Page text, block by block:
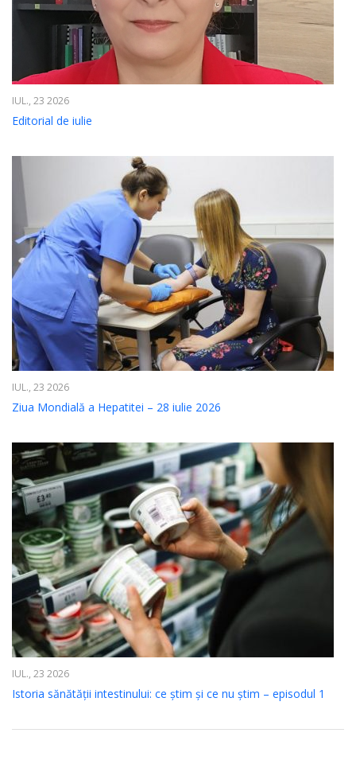
IUL., 23 2026
Editorial de iulie
IUL., 23 2026
Ziua Mondială a Hepatitei – 28 iulie 2026
IUL., 23 2026
Istoria sănătății intestinului: ce știm și ce nu știm – episodul 1